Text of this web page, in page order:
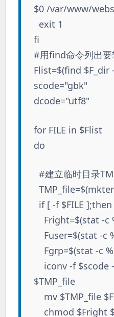
$0 /var/www/
exit 1
fi
#用find命令列出要
Flist=$(find $F_dir
scode="gbk"
dcode="utf8"
for FILE in $Flist
do
#建立临时目录
if [ -f $FILE ];then
Fright=$(stat -c
Fuser=$(stat -c
Fgrp=$(stat -c
iconv -f $scode
$TMP_file
mv $TMP_file
chmod $Fright